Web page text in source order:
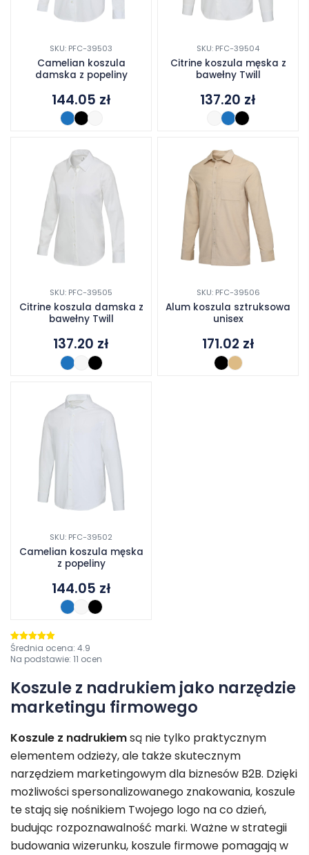
SKU: PFC-39503
Camelian koszula
damska z popeliny
144.05 zł
SKU: PFC-39504
Citrine koszula męska z
bawełny Twill
137.20 zł
SKU: PFC-39505
Citrine koszula damska z
bawełny Twill
137.20 zł
SKU: PFC-39506
Alum koszula sztruksowa
unisex
171.02 zł
SKU: PFC-39502
Camelian koszula męska
z popeliny
144.05 zł
Oceniono
4.9na 5
Średnia ocena: 4.9
Na podstawie: 11 ocen
Koszule z nadrukiem jako narzędzie
marketingu firmowego
Koszule z nadrukiemsą nie tylko praktycznym
elementem odzieży, ale także skutecznym
narzędziem marketingowym dla biznesów B2B. Dzięki
możliwości spersonalizowanego znakowania, koszule
te stają się nośnikiem Twojego logo na co dzień,
budując rozpoznawalność marki. Ważne w strategii
budowania wizerunku, koszule firmowe pomagają w